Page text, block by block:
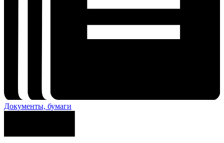
Документы, бумаги